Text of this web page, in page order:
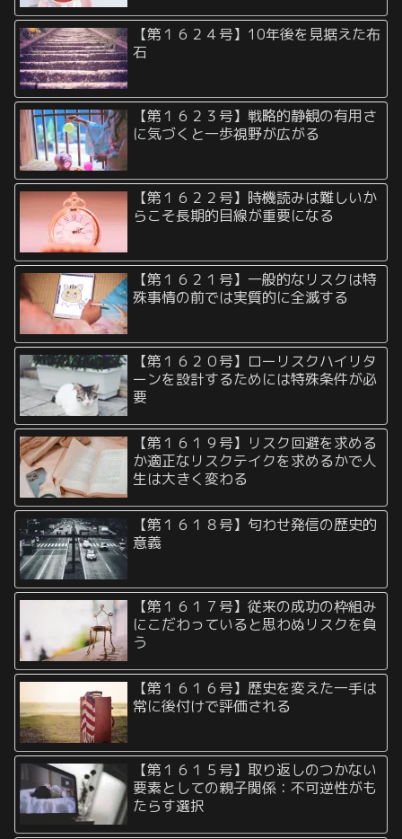
【第１６２４号】10年後を見据えた布
石
【第１６２３号】戦略的静観の有用さ
に気づくと一歩視野が広がる
【第１６２２号】時機読みは難しいか
らこそ長期的目線が重要になる
【第１６２１号】一般的なリスクは特
殊事情の前では実質的に全滅する
【第１６２０号】ローリスクハイリタ
ーンを設計するためには特殊条件が必
要
【第１６１９号】リスク回避を求める
か適正なリスクテイクを求めるかで人
生は大きく変わる
【第１６１８号】匂わせ発信の歴史的
意義
【第１６１７号】従来の成功の枠組み
にこだわっていると思わぬリスクを負
う
【第１６１６号】歴史を変えた一手は
常に後付けで評価される
【第１６１５号】取り返しのつかない
要素としての親子関係：不可逆性がも
たらす選択